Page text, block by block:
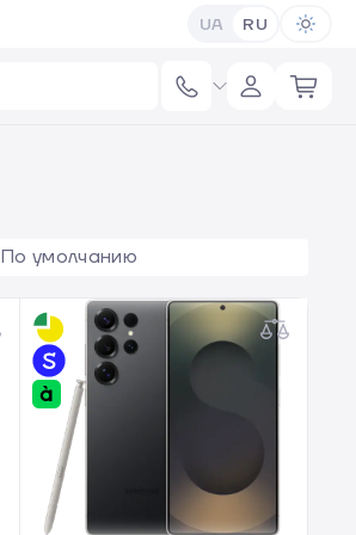
UA RU
По умолчанию